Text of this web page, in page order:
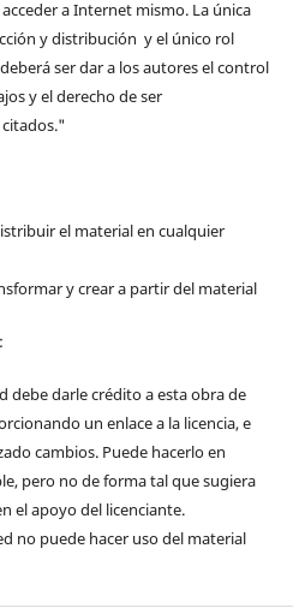
a Internet mismo. La única
y distribución y el único rol
ser dar a los autores el control
y el derecho de ser
el material en cualquier
y crear a partir del material
debe darle crédito a esta obra de
un enlace a la licencia, e
cambios. Puede hacerlo en
pero no de forma tal que sugiera
el apoyo del licenciante.
no puede hacer uso del material